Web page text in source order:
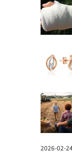
2026-02-